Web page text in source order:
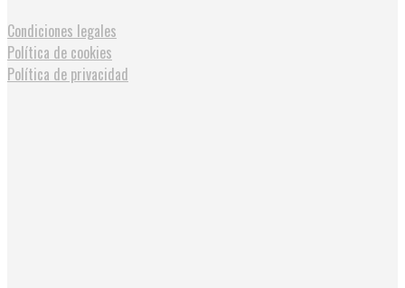
Condiciones legales
Política de cookies
Política de privacidad